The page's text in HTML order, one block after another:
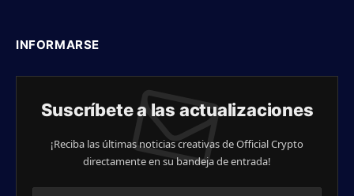
INFORMARSE
Suscríbete a las actualizaciones
¡Reciba las últimas noticias creativas de Official Crypto
directamente en su bandeja de entrada!